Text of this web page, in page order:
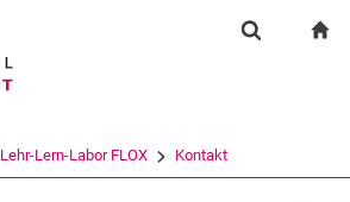
Springe direkt zu: Inhalt
Springe direkt zu: Suche
Springe direkt zu:
Lehr-Lern-Labor FLOX Kontakt